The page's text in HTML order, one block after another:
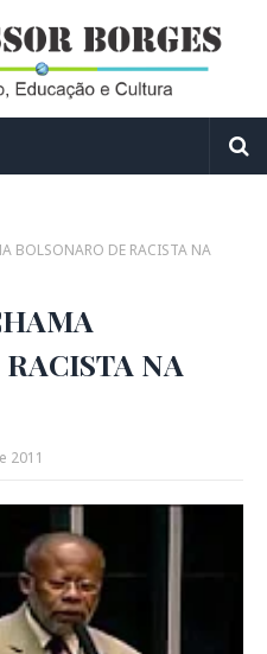
BOLSONARO DE RACISTA NA
NA
2011